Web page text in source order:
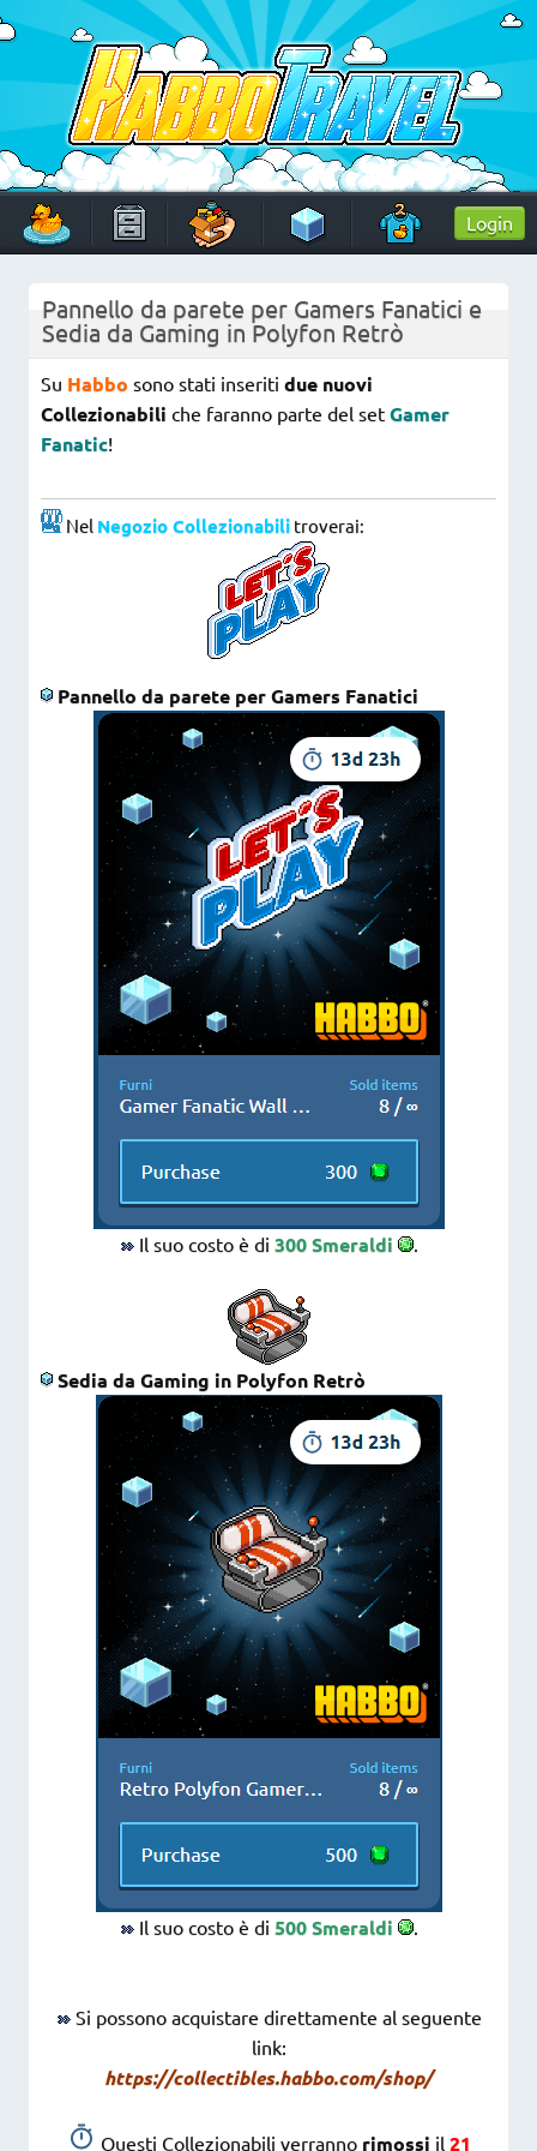
to
content
HabboTravel
Un viaggio di pixel!
Login
Pannello da parete per Gamers Fanatici e
Sedia da Gaming in Polyfon Retrò
Su Habbo sono stati inseriti due nuovi
Collezionabili che faranno parte del set Gamer
Fanatic!
Nel Negozio Collezionabili troverai:
Pannello da parete per Gamers Fanatici
Il suo costo è di 300 Smeraldi .
Sedia da Gaming in Polyfon Retrò
Il suo costo è di 500 Smeraldi .
Si possono acquistare direttamente al seguente
link:
https://collectibles.habbo.com/shop/
Questi Collezionabili verranno rimossi il 21